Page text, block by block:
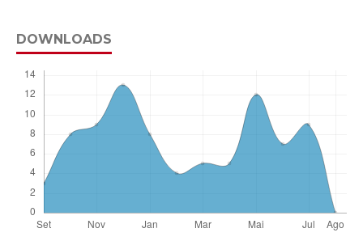
DOWNLOADS